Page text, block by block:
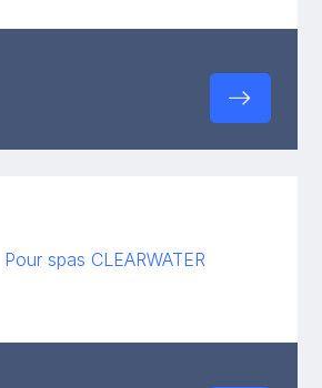
Pour spas CLEARWATER